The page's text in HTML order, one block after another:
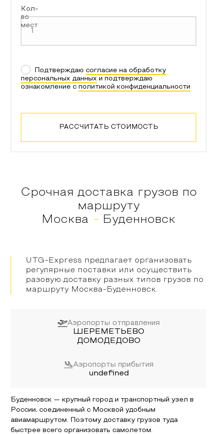
Кол-
во
мест
Подтверждаю согласие на обработку
персональных данных и подтверждаю
ознакомление с политикой конфиденциальности
РАССЧИТАТЬ СТОИМОСТЬ
Срочная доставка грузов по
маршруту
Москва - Буденновск
UTG-Express предлагает организовать
регулярные поставки или осуществить
разовую доставку разных типов грузов по
маршруту Москва- Буденновск.
Аэропорты отправления
ШЕРЕМЕТЬЕВО
ДОМОДЕДОВО
Аэропорты прибытия
undefined
Буденновск — крупный город и транспортный узел в
России, соединенный с Москвой удобным
авиамаршрутом. Поэтому доставку грузов туда
быстрее всего организовать самолетом.